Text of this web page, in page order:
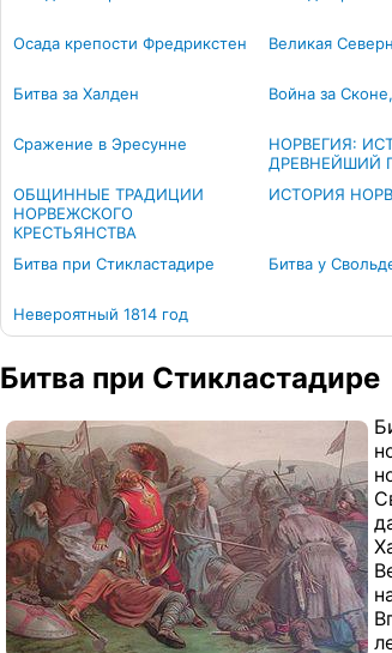
Осада крепости Фредрикстен Великая
Битва за Халден Война за
Сражение в Эресунне
НОРВЕГИЯ:
ДРЕВНЕЙШИЙ
ОБЩИННЫЕ ТРАДИЦИИ
НОРВЕЖСКОГО
КРЕСТЬЯНСТВА
ИСТОРИЯ
Битва при Стикластадире Битва у
Невероятный 1814 год
Битва при Стикластадире